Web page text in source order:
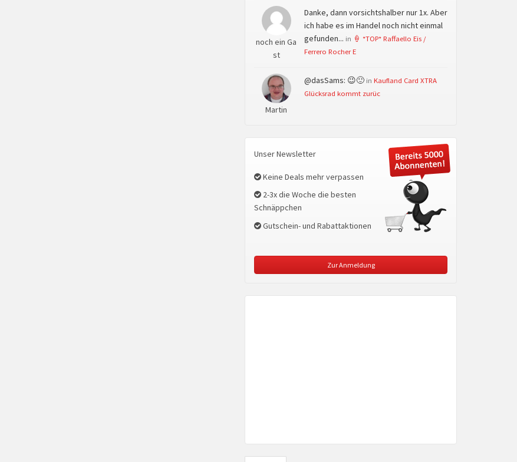
noch ein Ga
st
Danke, dann vorsichtshalber nur 1x. Aber
ich habe es im Handel noch nicht einmal
gefunden... in 🍦 *TOP* Raffaello Eis /
Ferrero Rocher E
Martin
@dasSams: 😉🙂 in Kaufland Card XTRA
Glücksrad kommt zurüc
Unser Newsletter
Keine Deals mehr verpassen
2-3x die Woche die besten
Schnäppchen
Gutschein- und Rabattaktionen
Zur Anmeldung